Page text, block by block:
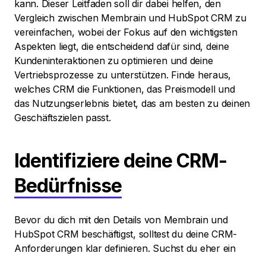
kann. Dieser Leitfaden soll dir dabei helfen, den
Vergleich zwischen Membrain und HubSpot CRM zu
vereinfachen, wobei der Fokus auf den wichtigsten
Aspekten liegt, die entscheidend dafür sind, deine
Kundeninteraktionen zu optimieren und deine
Vertriebsprozesse zu unterstützen. Finde heraus,
welches CRM die Funktionen, das Preismodell und
das Nutzungserlebnis bietet, das am besten zu deinen
Geschäftszielen passt.
Identifiziere deine CRM-
Bedürfnisse
Bevor du dich mit den Details von Membrain und
HubSpot CRM beschäftigst, solltest du deine CRM-
Anforderungen klar definieren. Suchst du eher ein